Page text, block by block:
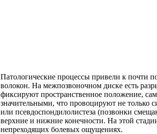
Патологические процессы привели к почти
волокон. На межпозвоночном диске есть
фиксируют пространственное положение,
значительными, что провоцируют не только
или псевдоспондилолистеза (позвонки
верхние и нижние конечности. На этой
непреходящих болевых ощущениях.